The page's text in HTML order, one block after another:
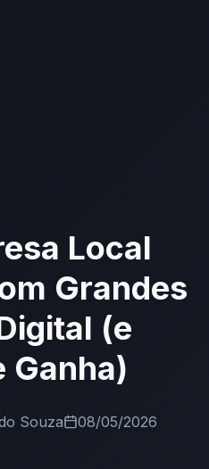
Local
Grandes
(e
Ganha)
Souza
08/05/2026